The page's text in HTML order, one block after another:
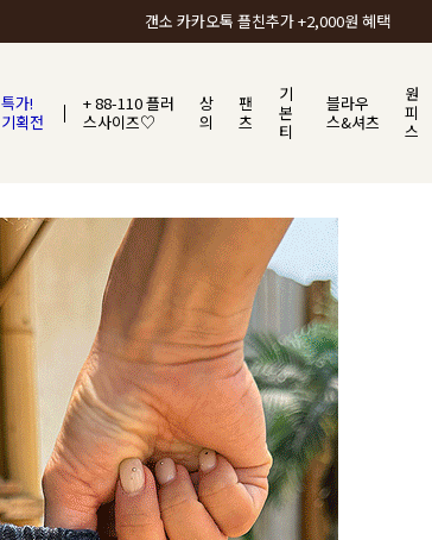
갠소에서 가장 많이 사랑받는 BEST ITEM
특가!
기획전
+ 88-110 플러
스사이즈♡
상
의
팬
츠
기
본
티
블라우
스&셔츠
원
피
스